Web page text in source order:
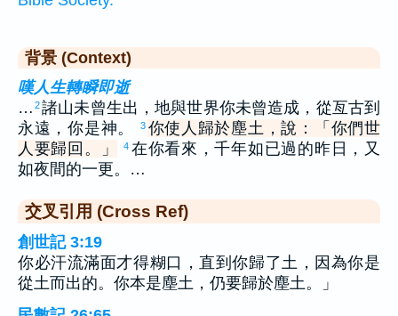
背景 (Context)
嘆人生轉瞬即逝
… 2諸山未曾生出，地與世界你未曾造成，從亙古到
永遠，你是神。
3 你使人歸於塵土，說：「你們世
人要歸回。」
4 在你看來，千年如已過的昨日，又
如夜間的一更。…
交叉引用 (Cross Ref)
創世記 3:19
你必汗流滿面才得糊口，直到你歸了土，因為你是
從土而出的。你本是塵土，仍要歸於塵土。」